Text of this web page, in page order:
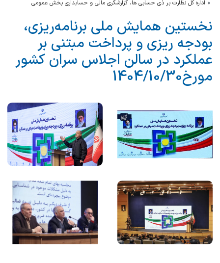
اداره کل نظارت بر ذی حسابی ها، گزارشگری مالی و حسابداری بخش عمومی
نخستین همایش ملی برنامه‌ریزی،
بودجه ریزی و پرداخت مبتنی بر
عملکرد در سالن اجلاس سران کشور
مورخ1404/10/30